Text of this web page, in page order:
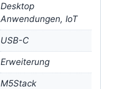
Desktop
Anwendungen, IoT
USB-C
Erweiterung
M5Stack